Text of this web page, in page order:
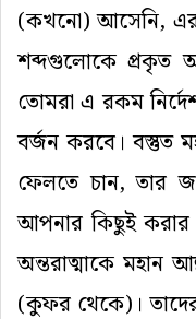
(কখনো) আসেনি, এরা
শব্দগুলোকে প্রকৃত
তোমরা এ রকম
বর্জন করবে। বস্তুত
ফেলতে চান, তার
আপনার কিছুই
অন্তরাত্মাকে মহান
(কুফর থেকে)।